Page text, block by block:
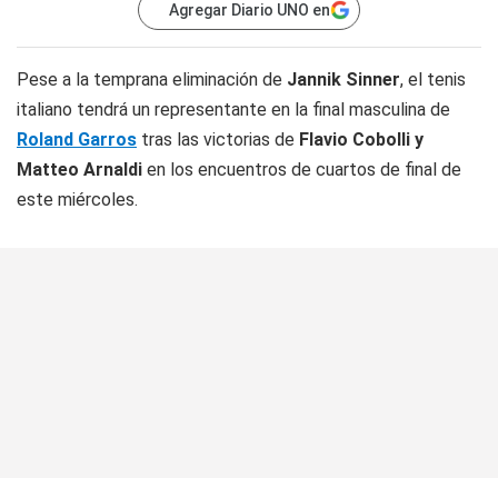
Agregar Diario UNO en
Pese a la temprana eliminación de Jannik Sinner, el tenis
italiano tendrá un representante en la final masculina de
Roland Garros tras las victorias de Flavio Cobolli y
Matteo Arnaldi en los encuentros de cuartos de final de
este miércoles.